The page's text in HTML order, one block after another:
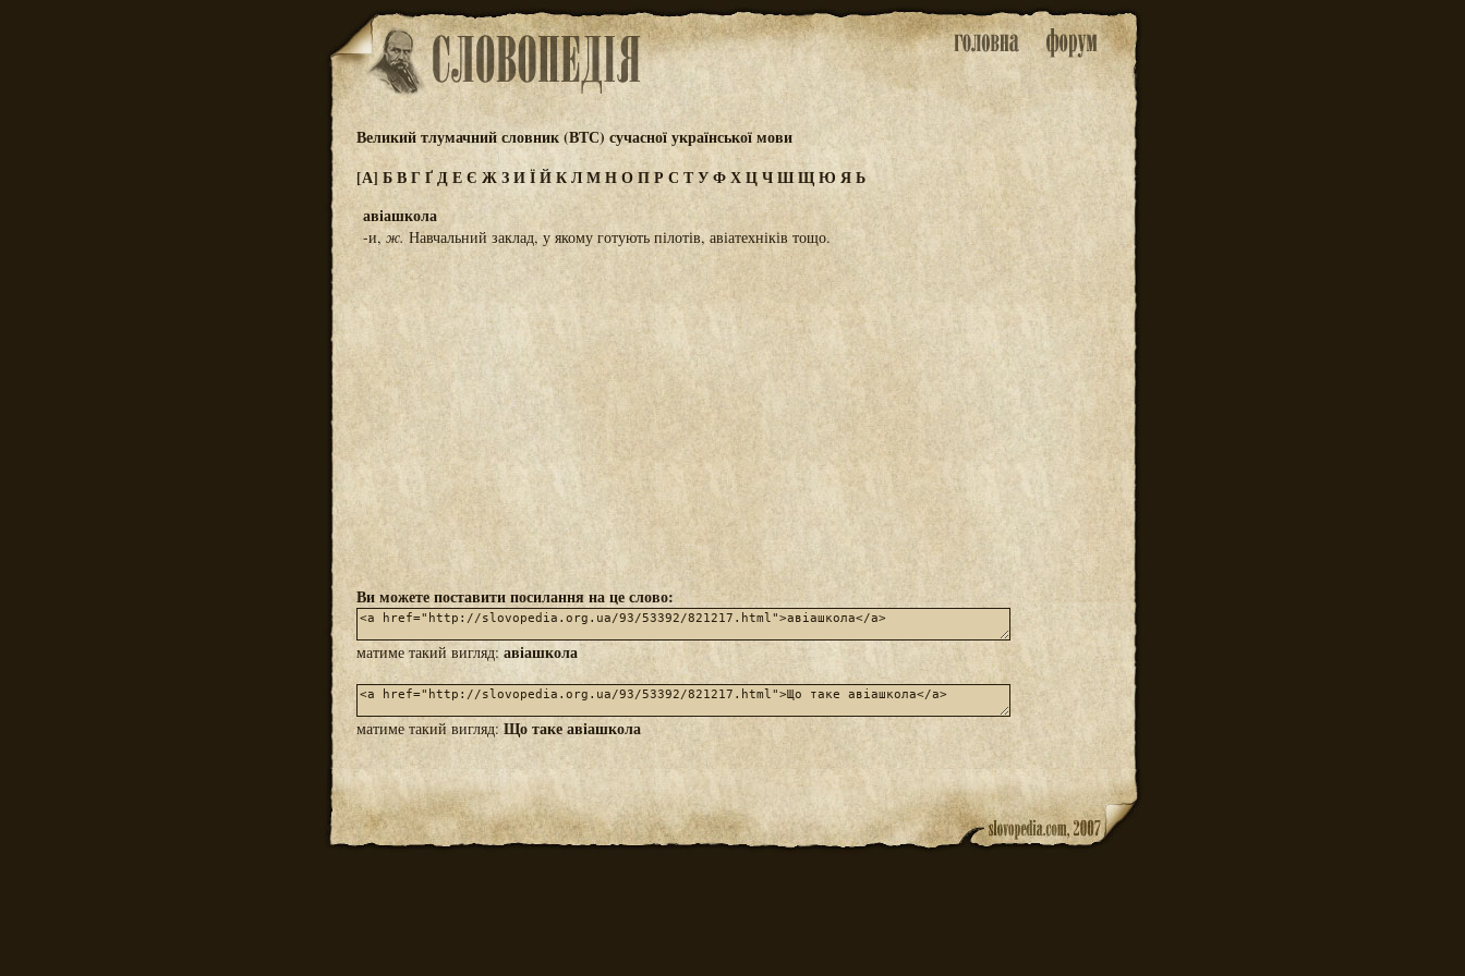
Великий тлумачний словник (ВТС) сучасної української мови
[А] БВГ ҐДЕЄ ЖЗИЇЙКЛМНОПРС ТУФХЦЧШЩЮ ЯЬ
авіашкола
-и,ж. Навчальний заклад, у якому готують пілотів, авіатехніків тощо.
Ви можете поставити посилання на це слово:
матиме такий вигляд: авіашкола
матиме такий вигляд:Що таке авіашкола